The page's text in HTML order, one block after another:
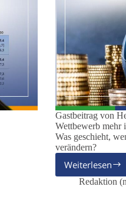
Gastbeitrag von
Wettbewerb mehr
Was geschieht,
verändern?
Weiterlesen
Vom
Redaktion